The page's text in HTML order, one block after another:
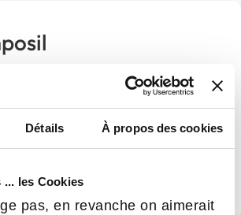
Détails À propos des cookies
les Cookies
pas, en revanche on aimerait
:30 000 €
le réseau